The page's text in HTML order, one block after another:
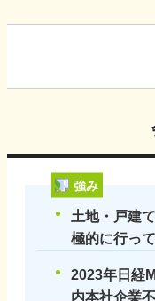
強み
土地・戸建
極的に行っ
2023年日経
内本社企業